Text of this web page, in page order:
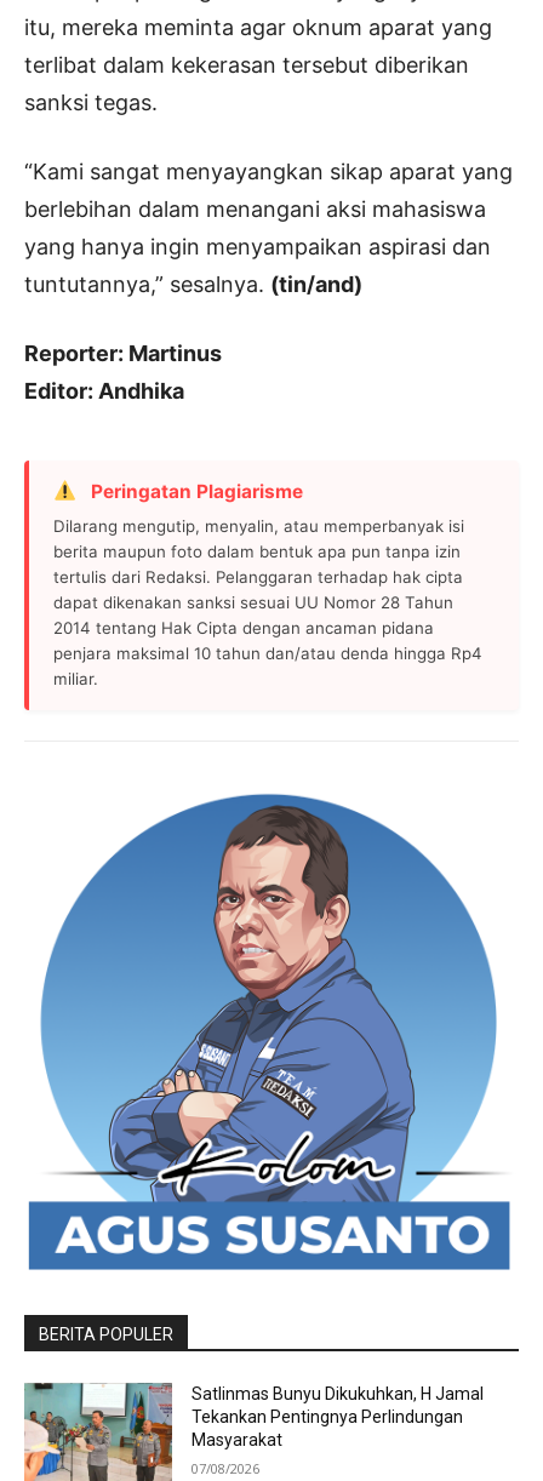
itu, mereka meminta agar oknum aparat yang
terlibat dalam kekerasan tersebut diberikan
sanksi tegas.
“Kami sangat menyayangkan sikap aparat yang
berlebihan dalam menangani aksi mahasiswa
yang hanya ingin menyampaikan aspirasi dan
tuntutannya,” sesalnya. (tin/and)
Reporter: Martinus
Editor: Andhika
Peringatan Plagiarisme
Dilarang mengutip, menyalin, atau memperbanyak isi
berita maupun foto dalam bentuk apa pun tanpa izin
tertulis dari Redaksi. Pelanggaran terhadap hak cipta
dapat dikenakan sanksi sesuai UU Nomor 28 Tahun
2014 tentang Hak Cipta dengan ancaman pidana
penjara maksimal 10 tahun dan/atau denda hingga Rp4
miliar.
BERITA POPULER
Satlinmas Bunyu Dikukuhkan, H Jamal
Tekankan Pentingnya Perlindungan
Masyarakat
07/08/2026